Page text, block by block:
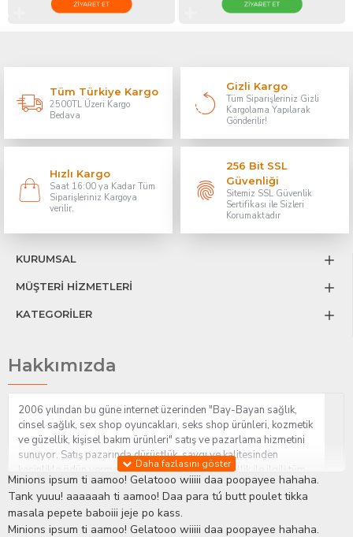
Tüm Türkiye Kargo
2500TL Üzeri Kargo
Bedava
Gizli Kargo
Tüm Siparişleriniz Gizli
Kargolama Yapılarak
Gönderilir!
Hızlı Kargo
Saat 16:00 ya Kadar Tüm
Siparişleriniz Kargoya
verilir.
256 Bit SSL
Güvenliği
Sitemiz SSL Güvenlik
Sertifikası ile Sizleri
Korumaktadır
KURUMSAL
MÜŞTERİ HİZMETLERİ
KATEGORİLER
Hakkımızda
2006 yılından bu güne internet üzerinden "Bay-Bayan sağlık,
cinsel sağlık, sex shop oyuncakları, seks shop ürünleri, kozmetik
ve güzellik, kişisel bakım ürünleri" satış ve pazarlama hizmetini
sunuyor. Satış pazarında dürüstlük, saygı ve kalitesinden
kesinlikle ödün vermeden hizmet sağlık ve güzellik ile ilgili tüm
sorularınıza anında cevap verebilen Yetkin ve uzman kadrosu ile
ihtiyaçlarınızı en uygun fiyat ve taksit seçenekleriyle karşılıyor.
İstanbul beylikdüzü Erotik Shop sitemizde insan odaklı çalışma
stratejimiz ile müşterilerimizin yaşamlarında mutlu, sağlıklı ve
Minions ipsum ti aamoo! Gelatooo wiiiii daa poopayee hahaha.
Tank yuuu! aaaaaah ti aamoo! Daa para tú butt poulet tikka
masala pepete baboiii jeje po kass.
Minions ipsum ti aamoo! Gelatooo wiiiii daa poopayee hahaha.